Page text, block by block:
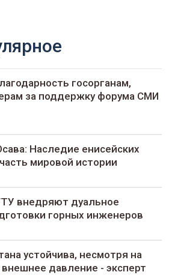
госорганам,
за поддержку форума СМИ
Наследие енисейских
мировой истории
внедряют дуальное
горных инженеров
устойчива, несмотря на
давление - эксперт